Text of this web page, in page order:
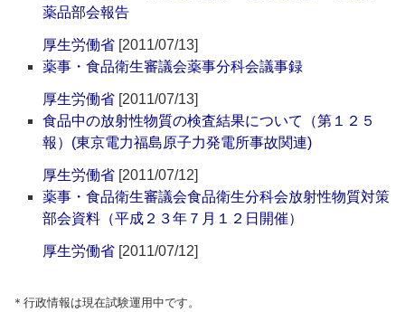
薬品部会報告
厚生労働省 [2011/07/13]
薬事・食品衛生審議会薬事分科会議事録
厚生労働省 [2011/07/13]
食品中の放射性物質の検査結果について（第１２５
報）(東京電力福島原子力発電所事故関連)
厚生労働省 [2011/07/12]
薬事・食品衛生審議会食品衛生分科会放射性物質対策
部会資料（平成２３年７月１２日開催）
厚生労働省 [2011/07/12]
＊行政情報は現在試験運用中です。